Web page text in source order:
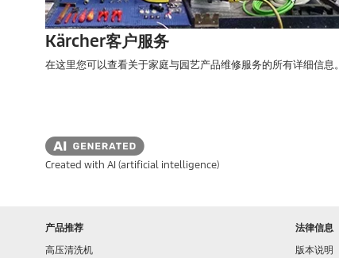
Kärcher客户服务
在这里您可以查看关于家庭与园艺产品维修服务的所有详细信息。
Created with AI (artificial intelligence)
产品推荐
高压清洗机
法律信息
版本说明